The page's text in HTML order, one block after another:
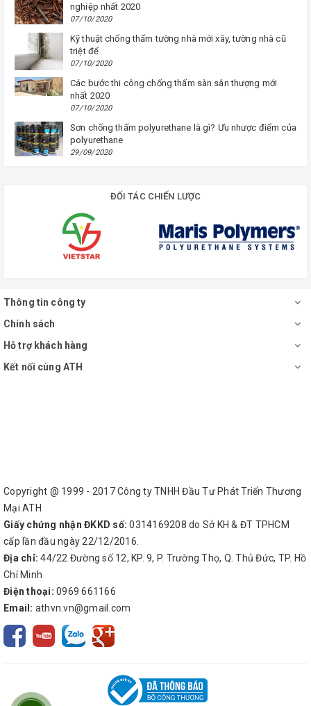
nghiệp nhất 2020
07/10/2020
Kỹ thuật chống thấm tường nhà mới xây, tường nhà cũ
triệt để
07/10/2020
Các bước thi công chống thấm sàn sân thượng mới
nhất 2020
07/10/2020
Sơn chống thấm polyurethane là gì? Ưu nhược điểm của
polyurethane
29/09/2020
ĐỐI TÁC CHIẾN LƯỢC
Thông tin công ty
Chính sách
Hỗ trợ khách hàng
Kết nối cùng ATH
Copyright @ 1999 - 2017 Công ty TNHH Đầu Tư Phát Triển Thương
Mại ATH
Giấy chứng nhận ĐKKD số: 0314169208 do Sở KH & ĐT TPHCM
cấp lần đầu ngày 22/12/2016.
Địa chỉ: 44/22 Đường số 12, KP. 9, P. Trường Thọ, Q. Thủ Đức, TP. Hồ
Chí Minh
Điện thoại: 0969 661166
Email: athvn.vn@gmail.com